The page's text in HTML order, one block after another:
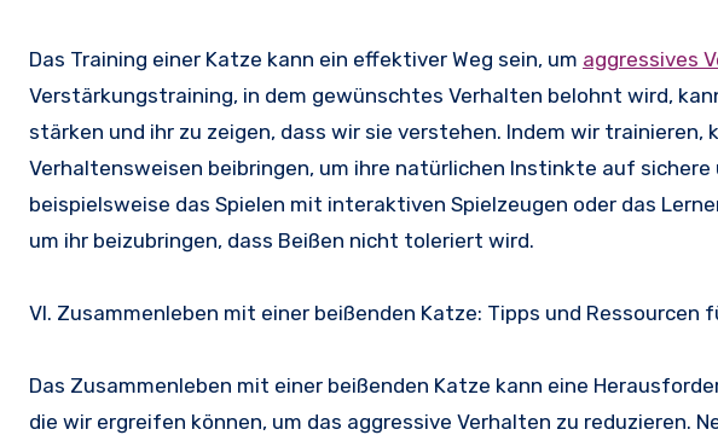
Das Training einer Katze kann ein effektiver Weg sein, um aggressives
Verstärkungstraining, in dem gewünschtes Verhalten belohnt wird,
stärken und ihr zu zeigen, dass wir sie verstehen. Indem wir
Verhaltensweisen beibringen, um ihre natürlichen Instinkte auf sichere
beispielsweise das Spielen mit interaktiven Spielzeugen oder das
um ihr beizubringen, dass Beißen nicht toleriert wird.
VI. Zusammenleben mit einer beißenden Katze: Tipps und Ressourcen
Das Zusammenleben mit einer beißenden Katze kann eine
die wir ergreifen können, um das aggressive Verhalten zu reduzieren.